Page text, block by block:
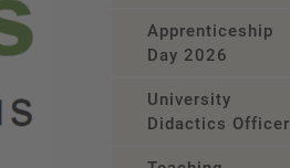
Apprenticeship
Day 2026
University
Didactics Officer